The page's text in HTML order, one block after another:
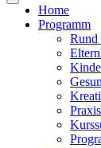
Toggle
navigation
Home
Programm
Rund